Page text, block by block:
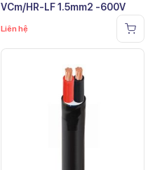
VCm/HR-LF 1.5mm2 -600V
Liên hệ